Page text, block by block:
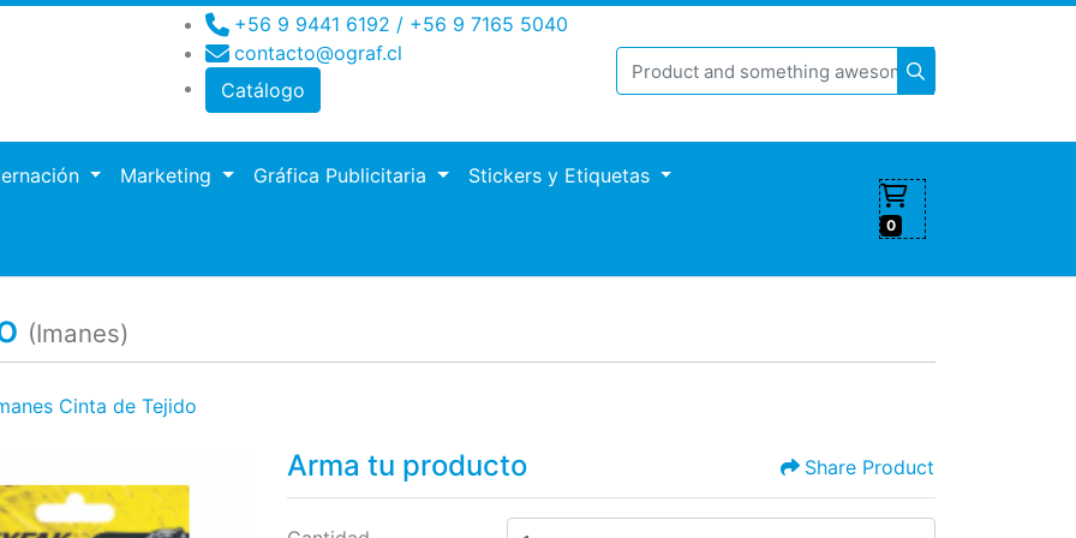
+56 9 9441 6192 / +56 9 7165 5040
contacto@ograf.cl
Catálogo
Marketing Gráfica Publicitaria Stickers y Etiquetas
0
(Imanes)
Cinta de Tejido
Arma tu producto Share Product